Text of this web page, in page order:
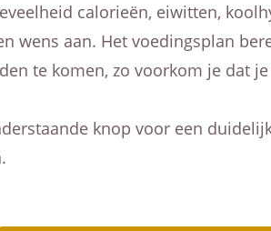
calorieën, eiwitten,
wens aan. Het voedingsplan
te komen, zo voorkom je dat
knop voor een